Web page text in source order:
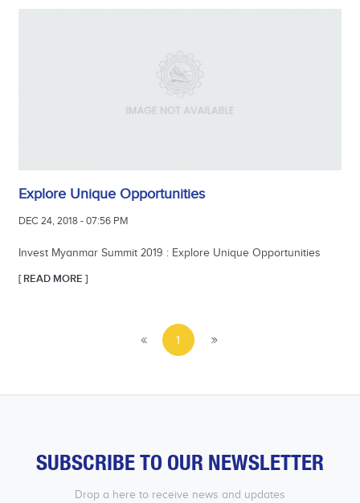
Explore Unique Opportunities
DEC 24, 2018 - 07:56 PM
Invest Myanmar Summit 2019 : Explore Unique Opportunities
[ READ MORE ]
1
SUBSCRIBE TO OUR NEWSLETTER
Drop a here to receive news and updates